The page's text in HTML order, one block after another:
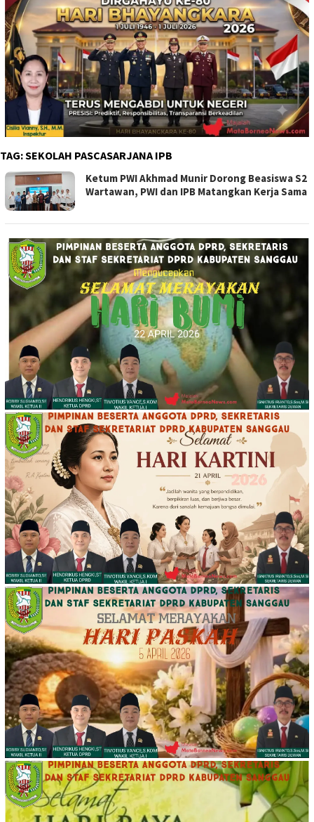
TAG:SEKOLAH PASCASARJANA IPB
Ketum PWI Akhmad Munir Dorong Beasiswa S2
Wartawan, PWI dan IPB Matangkan Kerja Sama